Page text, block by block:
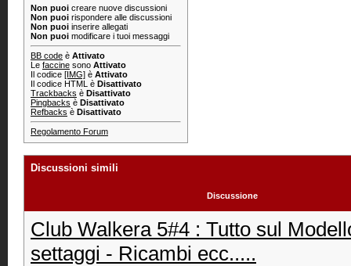
Non puoi creare nuove discussioni
Non puoi rispondere alle discussioni
Non puoi inserire allegati
Non puoi modificare i tuoi messaggi
BB code è Attivato
Le faccine sono Attivato
Il codice [IMG] è Attivato
Il codice HTML è Disattivato
Trackbacks è Disattivato
Pingbacks è Disattivato
Refbacks è Disattivato
Regolamento Forum
Discussioni simili
Discussione
Club Walkera 5#4 : Tutto sul
settaggi - Ricambi ecc.....